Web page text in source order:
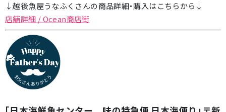
↓越後魚屋うなふくさんの商品詳細・購入はこちらから↓
店舗詳細 / Ocean商店街